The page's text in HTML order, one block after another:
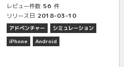
レビュー件数 56 件
リリース日 2018-03-10
アドベンチャー
シミュレーション
iPhone
Android